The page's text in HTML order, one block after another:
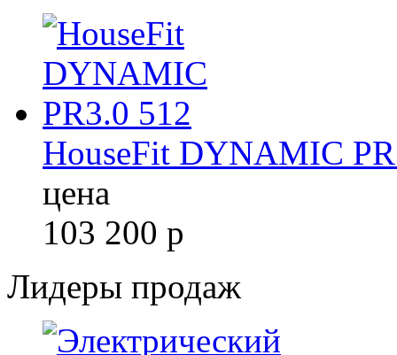
HouseFit DYNAMIC
цена
103 200 р
Лидеры продаж